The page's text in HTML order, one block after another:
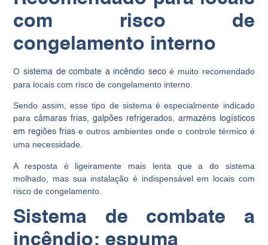
com risco de
congelamento interno
O sistema de combate a incêndio secoé muito recomendado
para locais com risco de congelamento interno.
Sendo assim, esse tipo de sistema é especialmente indicado
paracâmaras frias, galpões refrigerados, armazéns logísticos
em regiões frias e outros ambientes onde o controle térmico é
uma necessidade.
A resposta é ligeiramente mais lenta que a do sistema
molhado, mas sua instalação é indispensável em locais com
risco de congelamento.
Sistema de combate a
incêndio: espuma